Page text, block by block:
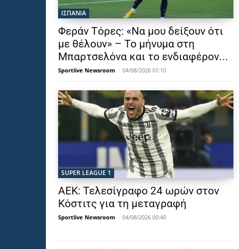
ΙΣΠΑΝΙΑ
Φεράν Τόρες: «Να μου δείξουν ότι
με θέλουν» – Το μήνυμα στη
Μπαρτσελόνα και το ενδιαφέρον...
Sportlive Newsroom - 04/08/2026 01:10
SUPER LEAGUE 1
ΑΕΚ: Τελεσίγραφο 24 ωρών στον
Κόστιτς για τη μεταγραφή
Sportlive Newsroom - 04/08/2026 00:40